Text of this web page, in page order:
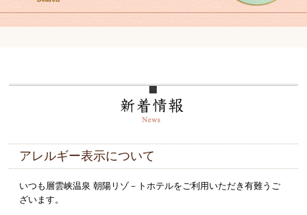
アレルギー表示について
いつも層雲峡温泉 朝陽リゾ－トホテルをご利用いただき有難うご
ざいます。